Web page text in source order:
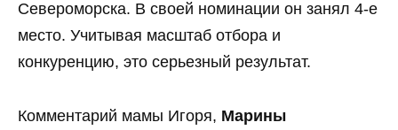
Североморска. В своей номинации он занял 4‑е
место. Учитывая масштаб отбора и
конкуренцию, это серьезный результат.
Комментарий мамы Игоря, Марины